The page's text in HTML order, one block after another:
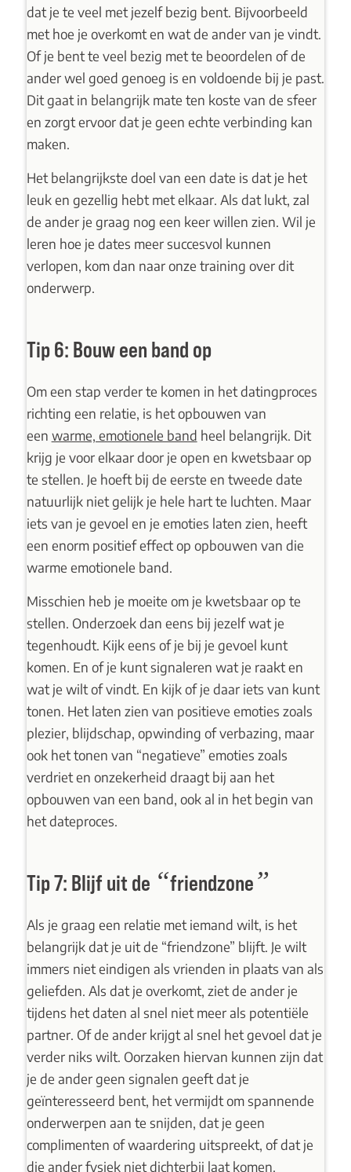
dat je te veel met jezelf bezig bent. Bijvoorbeeld
met hoe je overkomt en wat de ander van je vindt.
Of je bent te veel bezig met te beoordelen of de
ander wel goed genoeg is en voldoende bij je past.
Dit gaat in belangrijk mate ten koste van de sfeer
en zorgt ervoor dat je geen echte verbinding kan
maken.
Het belangrijkste doel van een date is dat je het
leuk en gezellig hebt met elkaar. Als dat lukt, zal
de ander je graag nog een keer willen zien. Wil je
leren hoe je dates meer succesvol kunnen
verlopen, kom dan naaronze training over dit
onderwerp.
Tip 6: Bouw een band op
Om een stap verder te komen in het datingproces
richting een relatie, is het opbouwen van
een warme, emotionele band heel belangrijk. Dit
krijg je voor elkaar door je open en kwetsbaar op
te stellen. Je hoeft bij de eerste en tweede date
natuurlijk niet gelijk je hele hart te luchten. Maar
iets van je gevoel en je emoties laten zien, heeft
een enorm positief effect op opbouwen van die
warme emotionele band.
Misschien heb je moeite om je kwetsbaar op te
stellen. Onderzoek dan eens bij jezelf wat je
tegenhoudt. Kijk eens of je bij je gevoel kunt
komen. En of je kunt signaleren wat je raakt en
wat je wilt of vindt. En kijk of je daar iets van kunt
tonen. Het laten zien van positieve emoties zoals
plezier, blijdschap, opwinding of verbazing, maar
ook het tonen van “negatieve” emoties zoals
verdriet en onzekerheid draagt bij aan het
opbouwen van een band, ook al in het begin van
het dateproces.
Tip 7: Blijf uit de “friendzone”
Als je graag een relatie met iemand wilt, is het
belangrijk dat je uit de “friendzone” blijft. Je wilt
immers niet eindigen als vrienden in plaats van als
geliefden. Als dat je overkomt, ziet de ander je
tijdens het daten al snel niet meer als potentiële
partner. Of de ander krijgt al snel het gevoel dat je
verder niks wilt. Oorzaken hiervan kunnen zijn dat
je de ander geen signalen geeft dat je
geïnteresseerd bent, het vermijdt om spannende
onderwerpen aan te snijden, dat je geen
complimenten of waardering uitspreekt, of dat je
die ander fysiek niet dichterbij laat komen.